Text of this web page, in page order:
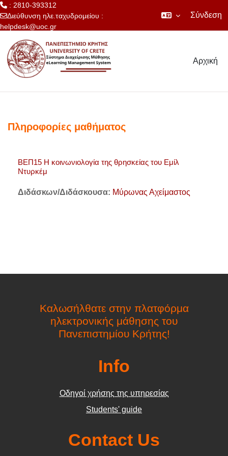
: 2810-393312
Διεύθυνση ηλε.ταχυδρομείου :
helpdesk@uoc.gr
Σύνδεση
Αρχική
Πληροφορίες μαθήματος
ΒΕΠ15 Η κοινωνιολογία της θρησκείας του Εμίλ
Ντυρκέμ
Διδάσκων/Διδάσκουσα: Μύρωνας Αχείμαστος
Καλωσήλθατε στην πλατφόρμα
ηλεκτρονικής μάθησης του
Πανεπιστημίου Κρήτης!
Info
Οδηγοί χρήσης της υπηρεσίας
Students' guide
Contact Us